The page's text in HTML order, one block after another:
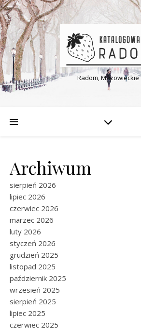
Radom, Mazowieckie
Archiwum
sierpień 2026
lipiec 2026
czerwiec 2026
marzec 2026
luty 2026
styczeń 2026
grudzień 2025
listopad 2025
październik 2025
wrzesień 2025
sierpień 2025
lipiec 2025
czerwiec 2025